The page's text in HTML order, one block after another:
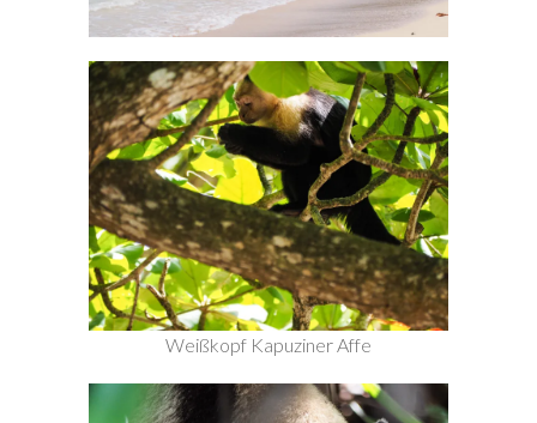
Weißkopf Kapuziner Affe